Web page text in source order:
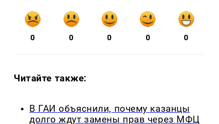
0 0 0 0 0
Читайте также:
В ГАИ объяснили, почему казанцы
долго ждут замены прав через МФЦ